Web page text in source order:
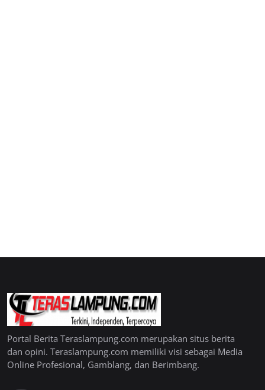
Portal Berita Teraslampung.com merupakan situs berita
dan opini. Teraslampung.com memiliki visi sebagai Media
Online Profesional, Gamblang, dan Berimbang.